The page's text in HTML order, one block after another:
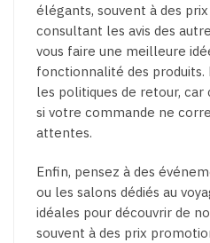
élégants, souvent à des
consultant les avis des
vous faire une meilleure
fonctionnalité des produits.
les politiques de retour,
si votre commande ne
attentes.
Enfin, pensez à des
ou les salons dédiés au
idéales pour découvrir de
souvent à des prix